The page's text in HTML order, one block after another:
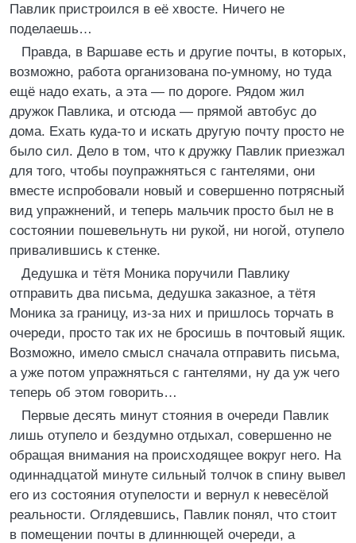
Павлик пристроился в её хвосте. Ничего не
поделаешь…
Правда, в Варшаве есть и другие почты, в которых,
возможно, работа организована по-умному, но туда
ещё надо ехать, а эта — по дороге. Рядом жил
дружок Павлика, и отсюда — прямой автобус до
дома. Ехать куда-то и искать другую почту просто не
было сил. Дело в том, что к дружку Павлик приезжал
для того, чтобы поупражняться с гантелями, они
вместе испробовали новый и совершенно потрясный
вид упражнений, и теперь мальчик просто был не в
состоянии пошевельнуть ни рукой, ни ногой, отупело
привалившись к стенке.
Дедушка и тётя Моника поручили Павлику
отправить два письма, дедушка заказное, а тётя
Моника за границу, из-за них и пришлось торчать в
очереди, просто так их не бросишь в почтовый ящик.
Возможно, имело смысл сначала отправить письма,
а уже потом упражняться с гантелями, ну да уж чего
теперь об этом говорить…
Первые десять минут стояния в очереди Павлик
лишь отупело и бездумно отдыхал, совершенно не
обращая внимания на происходящее вокруг него. На
одиннадцатой минуте сильный толчок в спину вывел
его из состояния отупелости и вернул к невесёлой
реальности. Оглядевшись, Павлик понял, что стоит
в помещении почты в длиннющей очереди, а